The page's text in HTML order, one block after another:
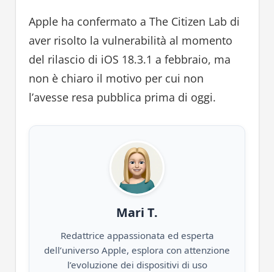
Apple ha confermato a The Citizen Lab di
aver risolto la vulnerabilità al momento
del rilascio di iOS 18.3.1 a febbraio, ma
non è chiaro il motivo per cui non
l’avesse resa pubblica prima di oggi.
Mari T.
Redattrice appassionata ed esperta
dell’universo Apple, esplora con attenzione
l’evoluzione dei dispositivi di uso